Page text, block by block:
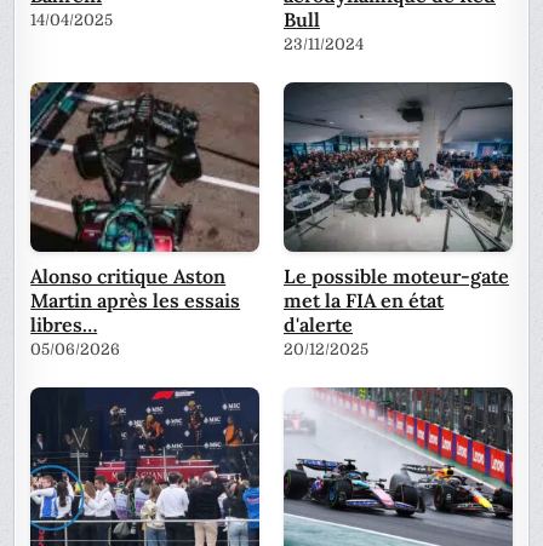
14/04/2025
Bull
23/11/2024
Alonso critique Aston
Martin après les essais
libres…
05/06/2026
Le possible moteur-gate
met la FIA en état
d'alerte
20/12/2025